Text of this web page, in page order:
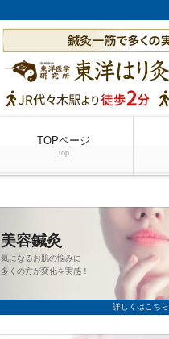
TOPページ
top
美容鍼灸
気になるお肌の悩みに
多くの方が変化を実感！
詳しくはこちら